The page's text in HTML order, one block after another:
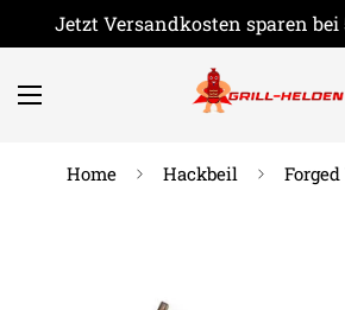
Jetzt Versandkosten sparen bei
Home Hackbeil